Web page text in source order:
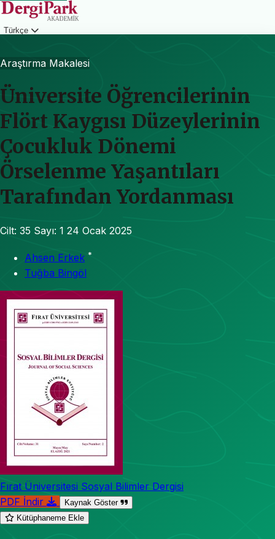
Türkçe
Araştırma Makalesi
Üniversite Öğrencilerinin
Flört Kaygısı Düzeylerinin
Çocukluk Dönemi
Örselenme Yaşantıları
Tarafından Yordanması
Cilt: 35 Sayı: 1 24 Ocak 2025
Ahsen Erkek *
Tuğba Bingöl
Fırat Üniversitesi Sosyal Bilimler Dergisi
PDF İndir
Kaynak Göster
Kütüphaneme Ekle